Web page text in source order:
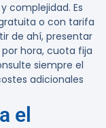
complejidad. Es
o con tarifa
de ahí, presentar
hora, cuota fija
siempre el
adicionales
el